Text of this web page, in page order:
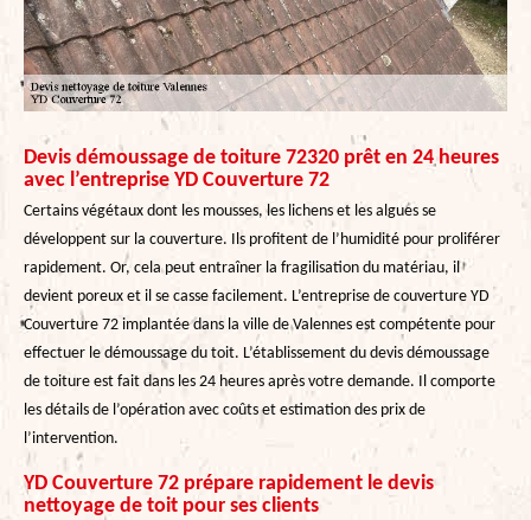
Devis démoussage de toiture 72320 prêt en 24 heures
avec l’entreprise YD Couverture 72
Certains végétaux dont les mousses, les lichens et les algues se
développent sur la couverture. Ils profitent de l’humidité pour proliférer
rapidement. Or, cela peut entraîner la fragilisation du matériau, il
devient poreux et il se casse facilement. L’entreprise de couverture YD
Couverture 72 implantée dans la ville de Valennes est compétente pour
effectuer le démoussage du toit. L’établissement du devis démoussage
de toiture est fait dans les 24 heures après votre demande. Il comporte
les détails de l’opération avec coûts et estimation des prix de
l’intervention.
YD Couverture 72 prépare rapidement le devis
nettoyage de toit pour ses clients